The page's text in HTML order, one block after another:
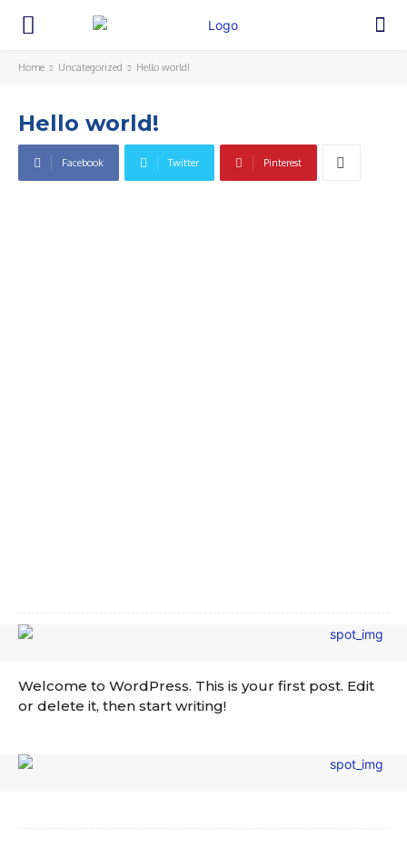
Home Uncategorized Hello world!
Hello world!
Facebook Twitter Pinterest
Welcome to WordPress. This is your first post. Edit
or delete it, then start writing!